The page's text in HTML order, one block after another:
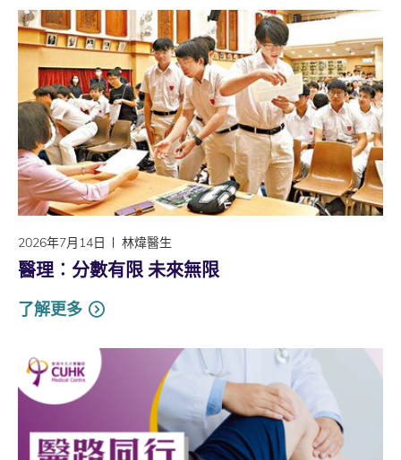
2026年7月14日 林煒醫生
醫理︰分數有限 未來無限
了解更多